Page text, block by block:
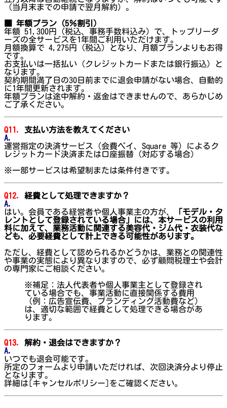
（当月末までの申請で翌月解約）。
■ 年額プラン（5％割引）
年額 51,300円（税込、事務手数料込み）で、トップリーダ
ーズの全サービスを1年間ご利用いただけます。
月額換算で 4,275円（税込）となり、月額プランよりもお得
です。
お支払いは一括払い（クレジットカードまたは銀行振込）と
なります。
契約期間満了日の30日前までに退会申請がない場合、自動的
に1年間更新されます。
年額プランは途中解約・返金はできませんので、あらかじめ
ご了承ください。
Q11.
支払い方法を教えてください
A.
運営指定の決済サービス（会費ペイ、Square 等）によるク
レジットカード決済または口座振替（対応する場合）
※一部サービスは希望制または条件付きです。
Q12.
経費として処理できますか？
A.
はい。会員である経営者や個人事業主の方が、
「モデル・タ
レントとして登録されている場合」には、本サービスの利用
料に加えて、業務活動に関連する美容代・ジム代・衣装代な
ども、必要経費として計上できる可能性があります。
ただし、経費として認められるかどうかは、業務との関連性
や事業の実態により異なりますので、必ず顧問税理士や会計
の専門家にご相談ください。
※補足：法人代表者や個人事業主として登録され
ている場合でも、事業活動に直接関係する費用
（例：広告宣伝費、ブランディング活動費など）
は、適切な範囲で経費として処理できる場合があ
ります。
Q13.
解約・退会はできますか？
A.
いつでも退会可能です。
所定のフォームより申請いただければ、次回決済分より停止
となります。
詳細は[キャンセルポリシー]をご確認ください。